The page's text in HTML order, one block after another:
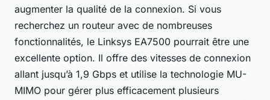
augmenter la qualité de la connexion. Si vous
recherchez un routeur avec de nombreuses
fonctionnalités, le Linksys EA7500 pourrait être une
excellente option. Il offre des vitesses de connexion
allant jusqu’à 1,9 Gbps et utilise la technologie MU-
MIMO pour gérer plus efficacement plusieurs